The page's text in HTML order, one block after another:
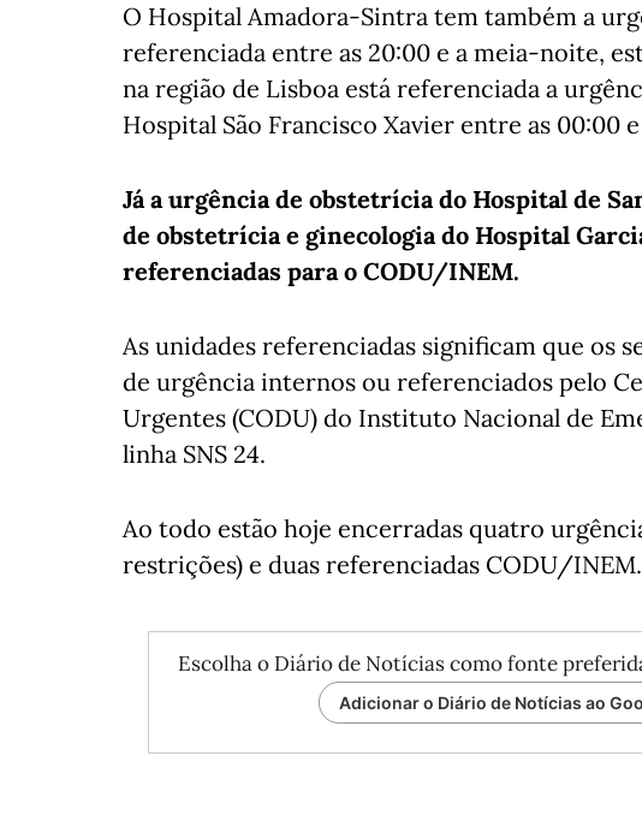
O Hospital Amadora-Sintra tem também a
referenciada entre as 20:00 e a meia-noite,
na região de Lisboa está referenciada a
Hospital São Francisco Xavier entre as 00:00
Já a urgência de obstetrícia do Hospital de
de obstetrícia e ginecologia do Hospital
referenciadas para o CODU/INEM.
As unidades referenciadas significam que os
de urgência internos ou referenciados pelo
Urgentes (CODU) do Instituto Nacional de
linha SNS 24.
Ao todo estão hoje encerradas quatro
restrições) e duas referenciadas CODU/
Escolha o Diário de Notícias como fonte
Adicionar o Diário de Notícias ao